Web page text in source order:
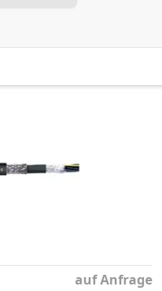
auf Anfrage